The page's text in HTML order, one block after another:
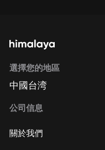
選擇您的地區
中國台湾
公司信息
關於我們